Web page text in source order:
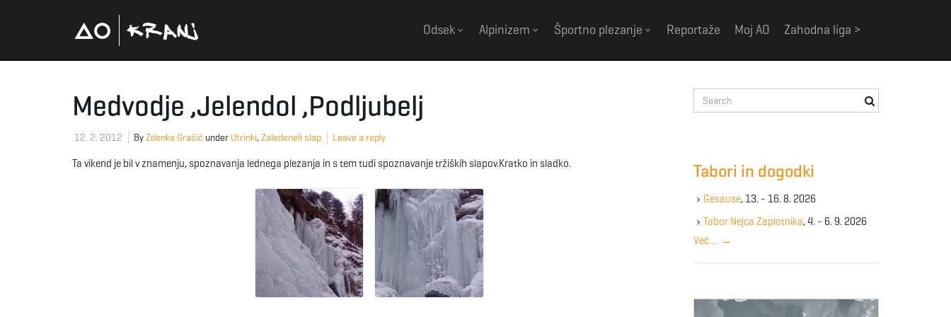
Odsek Alpinizem Športno plezanje Reportaže Moj AO Zahodna liga >
Medvodje ,Jelendol ,Podljubelj
12. 2. 2012 ByZdenka Grašič under Utrinki, Zaledeneli slap Leave a reply
Ta vikend je bil v znamenju, spoznavanja lednega plezanja in s tem tudi spoznavanje tržiških slapov.Kratko in sladko.
e
e
y
w
r
Tabori in dogodki
Gesause, 13. - 16. 8. 2026
Tabor Nejca Zaplotnika, 4. - 6. 9. 2026
Več … →